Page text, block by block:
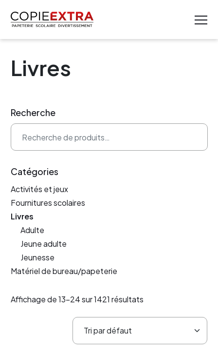
Livres
Recherche
Recherche pour :
Catégories
Activités et jeux
Fournitures scolaires
Livres
Adulte
Jeune adulte
Jeunesse
Matériel de bureau/papeterie
Affichage de 13–24 sur 1421 résultats